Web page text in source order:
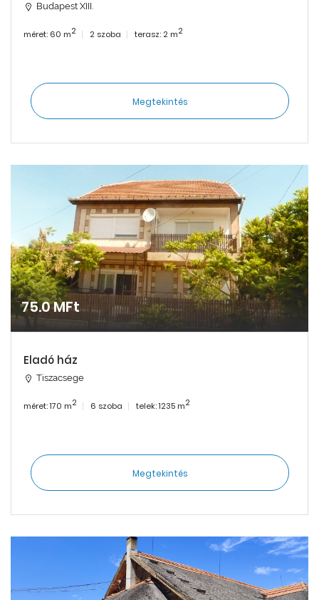
Budapest XIII.
méret: 60 m2 2 szoba terasz: 2 m2
Megtekintés
75.0 MFt
Eladó ház
Tiszacsege
méret: 170 m2 6 szoba telek: 1235 m2
Megtekintés